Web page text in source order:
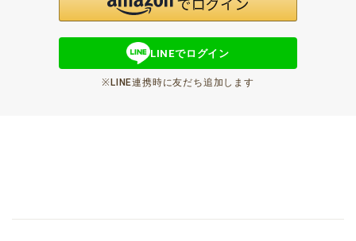
LINEでログイン
※LINE連携時に友だち追加します